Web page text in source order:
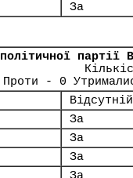
За
партії
- 0
Відсутній
За
За
За